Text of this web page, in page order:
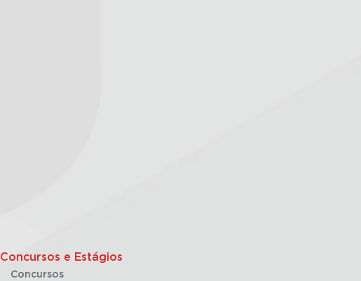
Concursos e Estágios
Concursos